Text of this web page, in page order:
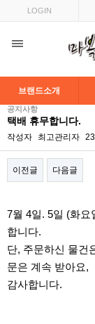
LOGIN
브랜드소개
공지사항
택배 휴무합니다.
작성자 최고관리자
이전글 다음글
7월 4일. 5일 (화
합니다.
단, 주문하신 물건
문은 계속 받아요,
감사합니다.